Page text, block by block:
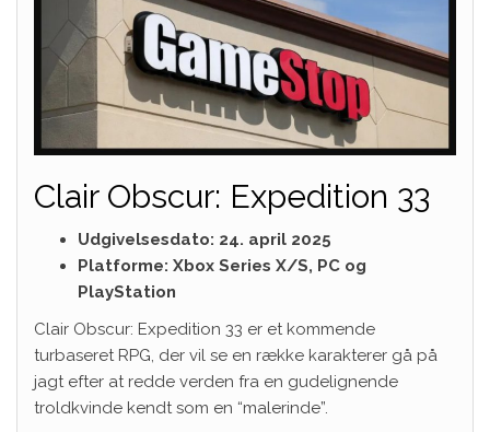
Clair Obscur: Expedition 33
Udgivelsesdato: 24. april 2025
Platforme: Xbox Series X/S, PC og
PlayStation
Clair Obscur: Expedition 33 er et kommende
turbaseret RPG, der vil se en række karakterer gå på
jagt efter at redde verden fra en gudelignende
troldkvinde kendt som en “malerinde”.